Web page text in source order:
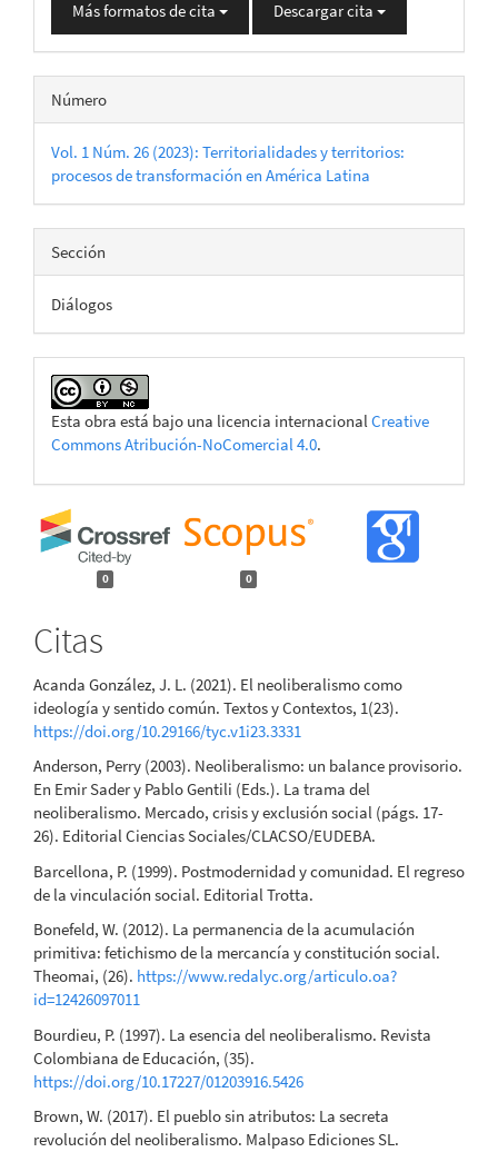
Más formatos de cita Descargar cita
Número
Vol. 1 Núm. 26 (2023): Territorialidades y territorios:
procesos de transformación en América Latina
Sección
Diálogos
Esta obra está bajo una licencia internacional Creative
Commons Atribución-NoComercial 4.0.
0 0
Citas
Acanda González, J. L. (2021). El neoliberalismo como
ideología y sentido común. Textos y Contextos, 1(23).
https://doi.org/10.29166/tyc.v1i23.3331
Anderson, Perry (2003). Neoliberalismo: un balance provisorio.
En Emir Sader y Pablo Gentili (Eds.). La trama del
neoliberalismo. Mercado, crisis y exclusión social (págs. 17-
26). Editorial Ciencias Sociales/CLACSO/EUDEBA.
Barcellona, P. (1999). Postmodernidad y comunidad. El regreso
de la vinculación social. Editorial Trotta.
Bonefeld, W. (2012). La permanencia de la acumulación
primitiva: fetichismo de la mercancía y constitución social.
Theomai, (26). https://www.redalyc.org/articulo.oa?
id=12426097011
Bourdieu, P. (1997). La esencia del neoliberalismo. Revista
Colombiana de Educación, (35).
https://doi.org/10.17227/01203916.5426
Brown, W. (2017). El pueblo sin atributos: La secreta
revolución del neoliberalismo. Malpaso Ediciones SL.